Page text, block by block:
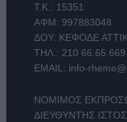
Τ.Κ.: 15351
ΑΦΜ: 997883048
ΔΟΥ: ΚΕΦΟΔΕ
ΤΗΛ.: 210 66.65.669
EMAIL: info-
ΝΟΜΙΜΟΣ
ΔΙΕΥΘΥΝΤΗΣ